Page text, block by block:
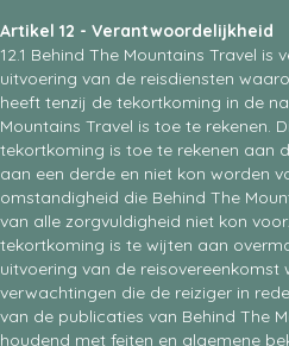
Artikel 12 - Verantwoordelijkheid
12.1 Behind The Mountains Travel
uitvoering van de reisdiensten
heeft tenzij de tekortkoming in de
Mountains Travel is toe te rekenen.
tekortkoming is toe te rekenen aan
aan een derde en niet kon worden
omstandigheid die Behind The
van alle zorgvuldigheid niet kon
tekortkoming is te wijten aan
uitvoering van de
verwachtingen die de reiziger in
van de publicaties van Behind The
houdend met feiten en algemene